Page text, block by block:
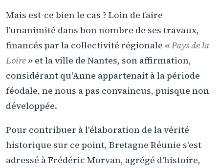
Mais est-ce bien le cas ? Loin de faire
l'unanimité dans bon nombre de ses travaux,
financés par la collectivité régionale «Pays de la
Loire » et la ville de Nantes, son affirmation,
considérant qu'Anne appartenait à la période
féodale, ne nous a pas convaincus, puisque non
développée.
Pour contribuer à l'élaboration de la vérité
historique sur ce point, Bretagne Réunie s'est
adressé à Frédéric Morvan, agrégé d'histoire,